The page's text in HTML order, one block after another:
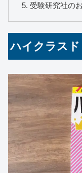
受験研究社の
ハイクラス